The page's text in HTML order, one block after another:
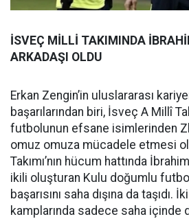
İSVEÇ MİLLİ TAKIMINDA
ARKADAŞI OLDU
Erkan Zengin’in uluslararası
başarılarından biri, İsveç A Millî
futbolunun efsane isimlerinden
omuz omuza mücadele etmesi
Takımı’nın hücum hattında
ikili oluşturan Kulu doğumlu
başarısını saha dışına da taşıdı.
kamplarında sadece saha içinde